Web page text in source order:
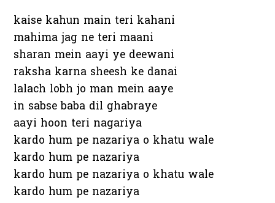
kaise kahun main teri kahani
mahima jag ne teri maani
sharan mein aayi ye deewani
raksha karna sheesh ke danai
lalach lobh jo man mein aaye
in sabse baba dil ghabraye
aayi hoon teri nagariya
kardo hum pe nazariya o khatu wale
kardo hum pe nazariya
kardo hum pe nazariya o khatu wale
kardo hum pe nazariya